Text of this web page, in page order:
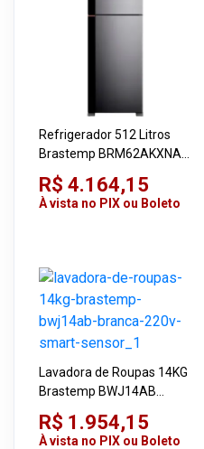
Refrigerador 512 Litros
Brastemp BRM62AKXNA
Smart Inox 220V Inverter
R$ 4.164,15
À vista no PIX ou Boleto
Lavadora de Roupas 14KG
Brastemp BWJ14AB
Branca 220V Smart
Sensor
R$ 1.954,15
À vista no PIX ou Boleto